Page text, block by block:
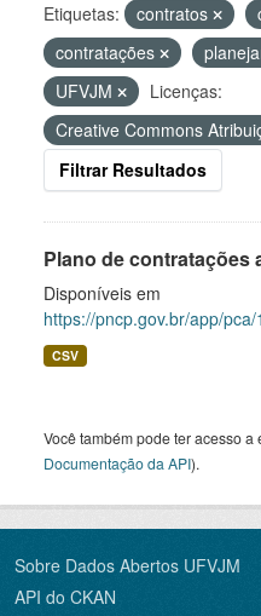
Etiquetas: contratos
contratações
UFVJM
Licenças:
Creative Commons
Filtrar Resultados
Plano de contratações
Disponíveis em
https://pncp.gov.br/app/
CSV
Você também pode ter acesso
Documentação da API).
Sobre Dados Abertos UFVJM
API do CKAN